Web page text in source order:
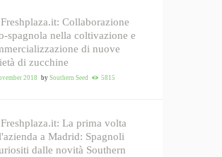
Collaborazione
spagnola nella coltivazione e
di nuove
di zucchine
2018 by Southern Seed 5815
La prima volta
a Madrid: Spagnoli
dalle novità Southern